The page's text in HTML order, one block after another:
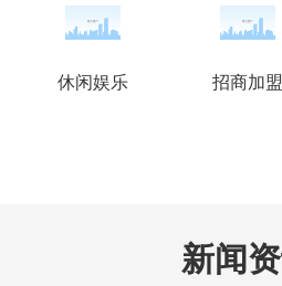
休闲娱乐 招商加盟
新闻